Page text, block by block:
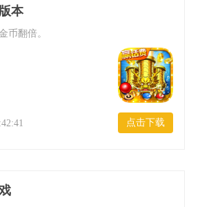
本
币翻倍。
点击下载